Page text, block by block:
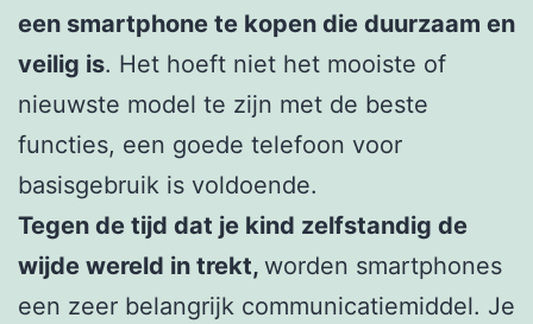
een smartphone te kopen die duurzaam en
veilig is. Het hoeft niet het mooiste of
nieuwste model te zijn met de beste
functies, een goede telefoon voor
basisgebruik is voldoende.
Tegen de tijd dat je kind zelfstandig de
wijde wereld in trekt, worden smartphones
een zeer belangrijk communicatiemiddel. Je